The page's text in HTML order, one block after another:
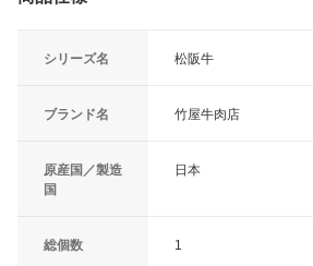
シリーズ名 松阪牛
ブランド名 竹屋牛肉店
原産国／製造
国
日本
総個数 1